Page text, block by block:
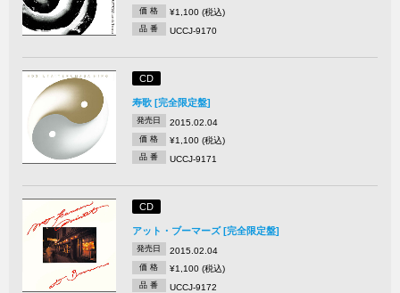
価 格 ¥1,100 (税込)
品 番 UCCJ-9170
CD
寿歌 [完全限定盤]
発売日 2015.02.04
価 格 ¥1,100 (税込)
品 番 UCCJ-9171
CD
アット・ブーマーズ [完全限定盤]
発売日 2015.02.04
価 格 ¥1,100 (税込)
品 番 UCCJ-9172